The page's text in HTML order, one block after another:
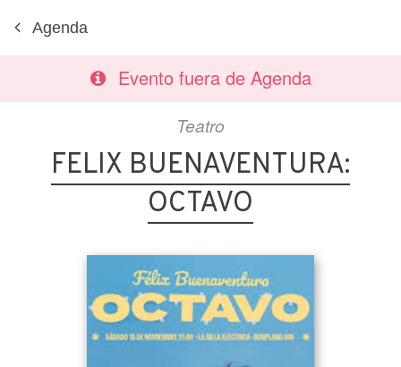
Agenda
Evento fuera de Agenda
Teatro
FELIX BUENAVENTURA:
OCTAVO